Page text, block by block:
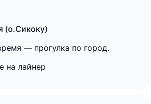
(о.Сикоку)
— прогулка по город.
на лайнер